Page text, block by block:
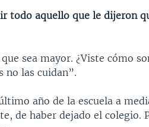
todo aquello que le dijeron
sea mayor. ¿Viste cómo
no las cuidan”.
año de la escuela a
de haber dejado el colegio.